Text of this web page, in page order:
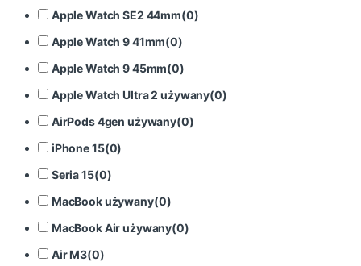
Apple Watch SE2 44mm(0)
Apple Watch 9 41mm(0)
Apple Watch 9 45mm(0)
Apple Watch Ultra 2 używany(0)
AirPods 4gen używany(0)
iPhone 15(0)
Seria 15(0)
MacBook używany(0)
MacBook Air używany(0)
Air M3(0)